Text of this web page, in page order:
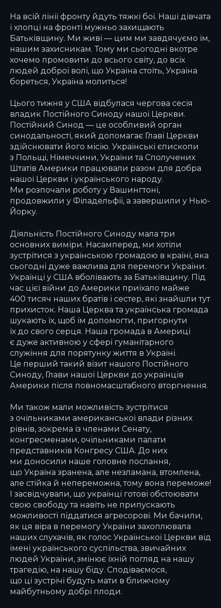
На всій лінії фронту йдуть тяжкі бої. Наші дівчата
і хлопці на фронті мужньо захищають
Батьківщину. Ми живі — цим ми завдячуємо їм,
нашим захисникам. Тому ми сьогодні вкотре
хочемо промовити до всього світу, до всіх
людей доброї волі, що Україна стоїть, Україна
бореться, Україна молиться!
Цього тижня у США відбулася чергова сесія
владик Постійного Синоду нашої Церкви.
Постійний Синод — це особливий орган
синодальності, який допомагає Главі Церкви
здійснювати його місію. Українські єпископи
з Польщі, Німеччини, України та Сполучених
Штатів Америки працювали разом для добра
нашої Церкви і українського народу.
Ми розпочали роботу у Вашингтоні,
продовжили у Філадельфії, а завершили у Нью-
Йорку.
Діяльність Постійного Синоду мала три
основних виміри. Насамперед, ми хотіли
зустрітися з українською громадою в країні, яка
сьогодні дуже важлива для перемоги України.
Українці у США вболівають за Батьківщину. Під
час цієї війни до Америки приїхало майже
400 тисяч наших братів і сестер, які знайшли тут
прихисток. Наша Церква та українська громада
шукають їх, щоб їм допомогти, пригорнути
їх до свого серця. Наша громада в Америці
є дуже активною у сфері гуманітарного
служіння для порятунку життя в Україні.
Це перший такий візит нашого Постійного
Синоду, Глави нашої Церкви до українців
Америки після повномасштабного вторгнення.
Ми також мали можливість зустрітися
з очільниками американської влади різних
рівнів, зокрема із членами Сенату,
конгресменами, очільниками палати
представників Конгресу США. До них
ми доносили наше головне послання,
що Україна зранена, але незламана, втомлена,
але стійка й непереможна, тому вона переможе!
І засвідчували, що українці готові обстоювати
свою свободу та навіть не припускають
можливості піддатися агресорові. Ми бачили,
як ця віра в перемогу України захоплювала
наших слухачів, як голос Української Церкви від
імені українського суспільства, звичайних
людей України, змінює їхній погляд на нашу
трагедію, на нашу біду. Сподіваємося,
що ці зустрічі будуть мати в ближчому
майбутньому добрі плоди.